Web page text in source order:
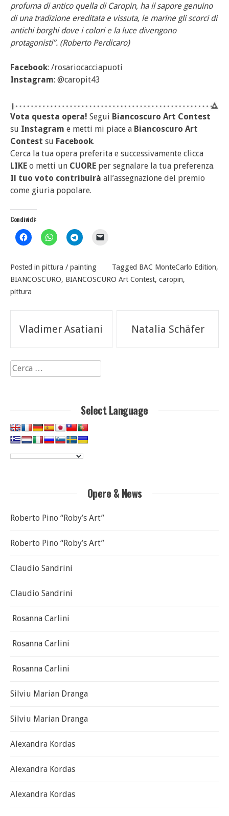
profuma di antico quella di Caropin, ha il sapore genuino
di una tradizione ereditata e vissuta, le marine gli scorci di
antichi borghi dove i colori e la luce divengono
protagonisti”. (Roberto Perdicaro)
Facebook: /rosariocacciapuoti
Instagram: @caropit43
Vota questa opera! Segui Biancoscuro Art Contest
su Instagram e metti mi piace a Biancoscuro Art
Contest su Facebook.
Cerca la tua opera preferita e successivamente clicca
LIKE o metti un CUORE per segnalare la tua preferenza.
Il tuo voto contribuirà all’assegnazione del premio
come giuria popolare.
Condividi:
Posted in pittura / painting Tagged BAC MonteCarlo Edition,
BIANCOSCURO, BIANCOSCURO Art Contest, caropin,
pittura
Navigazione
articoli
Vladimer Asatiani Natalia Schäfer
Ricerca
per:
Select Language
Opere & News
Roberto Pino “Roby’s Art”
Roberto Pino “Roby’s Art”
Claudio Sandrini
Claudio Sandrini
Rosanna Carlini
Rosanna Carlini
Rosanna Carlini
Silviu Marian Dranga
Silviu Marian Dranga
Alexandra Kordas
Alexandra Kordas
Alexandra Kordas